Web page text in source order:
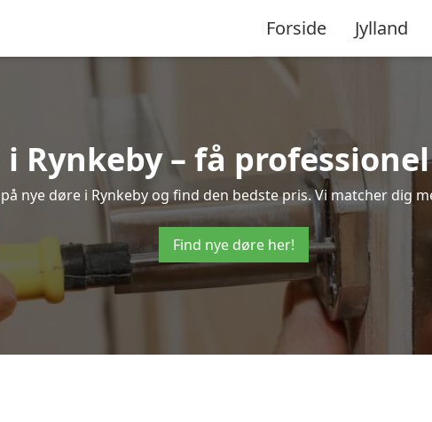
Forside Jylland
i Rynkeby – få
nye døre i Rynkeby og find den bedste pris. Vi matcher dig
Find nye døre her!